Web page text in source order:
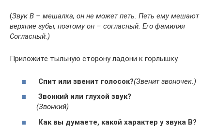
(Звук В – мешалка, он не может петь. Петь ему мешают
верхние зубы, поэтому он – согласный. Его фамилия
Согласный.)
Приложите тыльную сторону ладони к горлышку.
Спит или звенит голосок?(Звенит звоночек.)
Звонкий или глухой звук?
(Звонкий)
Как вы думаете, какой характер у звука В?